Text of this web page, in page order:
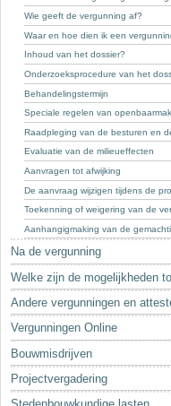
Sleutelwoorden
Stedenbouwkundige
Wie geeft de vergunning af?
Waar en hoe dien ik een
Inhoud van het dossier?
Onderzoeksprocedure van het
Behandelingstermijn
Speciale regelen van
Raadpleging van de besturen en
Evaluatie van de milieueffecten
Aanvragen tot afwijking
De aanvraag wijzigen tijdens de
Toekenning of weigering van de
Aanhangigmaking van de
Na de vergunning
Welke zijn de mogelijkheden
Andere vergunningen en
Vergunningen Online
Bouwmisdrijven
Projectvergadering